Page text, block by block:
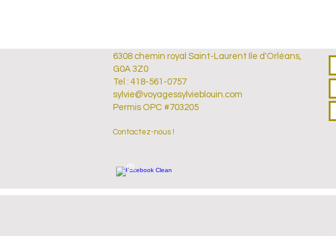
6308 chemin royal Saint-Laurent Ile d'Orléans,
G0A 3Z0
Tel : 418-561-0757
sylvie@voyagessylvieblouin.com
Permis OPC #703205
Contactez-nous !